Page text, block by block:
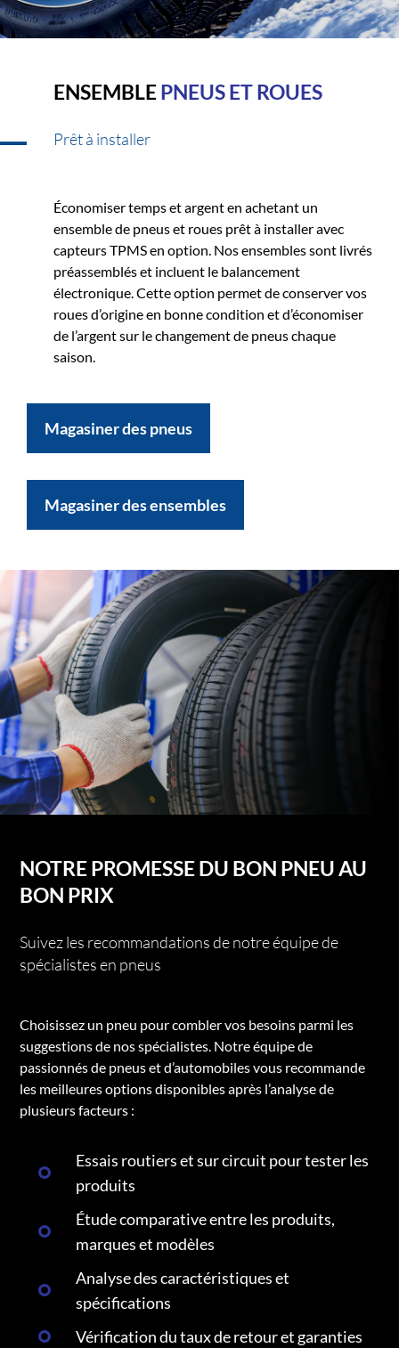
ENSEMBLEPNEUS ET ROUES
Prêt à installer
Économiser temps et argent en achetant un
ensemble de pneus et roues prêt à installer avec
capteurs TPMS en option. Nos ensembles sont livrés
préassemblés et incluent le balancement
électronique. Cette option permet de conserver vos
roues d’origine en bonne condition et d’économiser
de l’argent sur le changement de pneus chaque
saison.
Magasiner des pneus
Magasiner des ensembles
NOTRE PROMESSE DU BON PNEU AU
BON PRIX
Suivez les recommandations de notre équipe de
spécialistes en pneus
Choisissez un pneu pour combler vos besoins parmi les
suggestions de nos spécialistes. Notre équipe de
passionnés de pneus et d’automobiles vous recommande
les meilleures options disponibles après l’analyse de
plusieurs facteurs :
Essais routiers et sur circuit pour tester les
produits
Étude comparative entre les produits,
marques et modèles
Analyse des caractéristiques et
spécifications
Vérification du taux de retour et garanties